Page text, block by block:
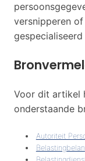
versnipperen
Voor dit artikel
onderstaande
Autoriteit